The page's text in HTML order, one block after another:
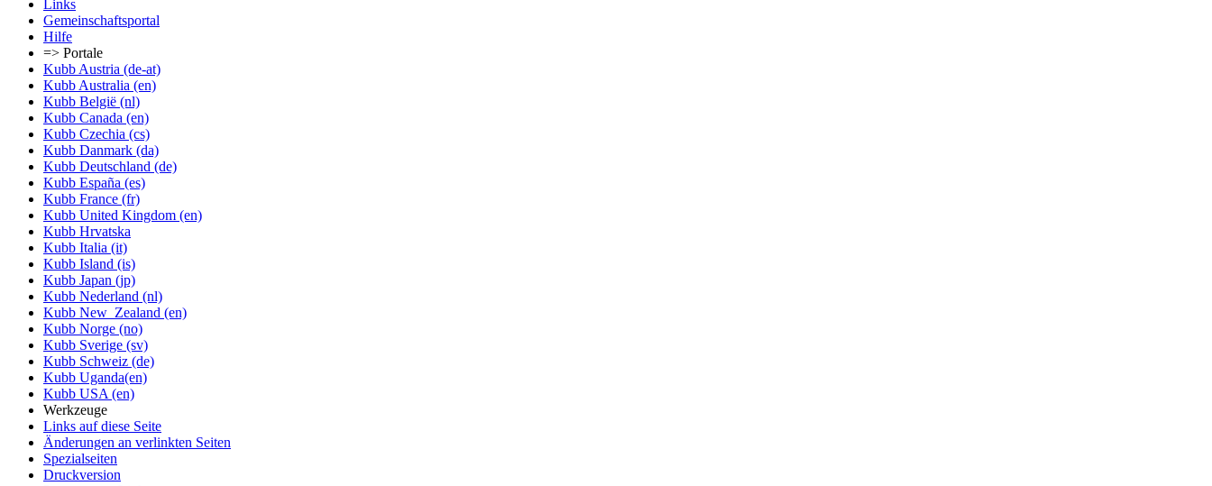
Links
Gemeinschafts­portal
Hilfe
=> Portale
Kubb Austria (de-at)
Kubb Australia (en)
Kubb België (nl)
Kubb Canada (en)
Kubb Czechia (cs)
Kubb Danmark (da)
Kubb Deutschland (de)
Kubb España (es)
Kubb France (fr)
Kubb United Kingdom (en)
Kubb Hrvatska
Kubb Italia (it)
Kubb Island (is)
Kubb Japan (jp)
Kubb Nederland (nl)
Kubb New_Zealand (en)
Kubb Norge (no)
Kubb Sverige (sv)
Kubb Schweiz (de)
Kubb Uganda(en)
Kubb USA (en)
Werkzeuge
Links auf diese Seite
Änderungen an verlinkten Seiten
Spezialseiten
Druckversion